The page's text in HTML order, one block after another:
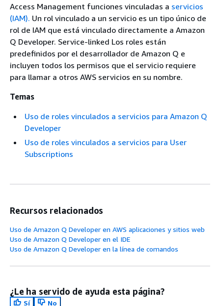
Access Management funciones vinculadas a servicios
(IAM). Un rol vinculado a un servicio es un tipo único de
rol de IAM que está vinculado directamente a Amazon
Q Developer. Service-linked Los roles están
predefinidos por el desarrollador de Amazon Q e
incluyen todos los permisos que el servicio requiere
para llamar a otros AWS servicios en su nombre.
Temas
Uso de roles vinculados a servicios para Amazon Q
Developer
Uso de roles vinculados a servicios para User
Subscriptions
Recursos relacionados
Uso de Amazon Q Developer en AWS aplicaciones y sitios web
Uso de Amazon Q Developer en el IDE
Uso de Amazon Q Developer en la línea de comandos
¿Le ha servido de ayuda esta página?
Sí
No